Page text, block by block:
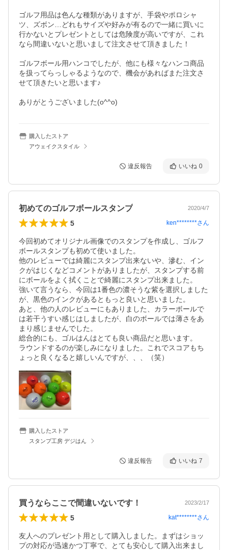
ゴルフ用品は色んな種類がありますが、手袋やポロシャ
ツ、ズボン…どれもサイズや好みが有るので一緒に買いに
行かないとプレゼントとしては危険度が高いですが、これ
なら間違いないと思いまして注文させて頂きました！
ゴルフボール用ハンコでしたが、他にも様々なハンコ商品
を扱ってらっしゃるようなので、機会があればまた注文さ
せて頂きたいと思います♪
ありがとうございました(o^^o)
購入したストア
アウェイクスタイル
違反報告 いいね 0
初めてのゴルフボールスタンプ 2020/4/7
5 ken********さん
今回初めてオリジナル画像でのスタンプを作成し、ゴルフ
ボールスタンプも初めて使いました。
他のレビューでは綺麗にスタンプ出来ないや、滲む、イン
クがはじくなどコメントがありましたが、スタンプする前
にボールをよく拭くことで綺麗にスタンプ出来ました。
強いて言うなら、今回は1番色の濃そうな紫を選択しました
が、黒色のインクがあるともっと良いと思いました。
あと、他の人のレビューにもありました、カラーボールで
は若干うすい感じはしましたが、白のボールでは薄さをあ
まり感じませんでした。
総合的にも、ゴルはんはとても良い商品だと思います。
ラウンドするのが楽しみになりました。これでスコアもち
ょっと良くなると嬉しいんですが、、、（笑）
購入したストア
スタンプ工房 デジはん
違反報告 いいね 7
買うならここで間違いないです！ 2023/2/17
5 kat********さん
友人へのプレゼント用として購入しました。まずはショッ
プの対応が迅速かつ丁寧で、とても安心して購入出来まし